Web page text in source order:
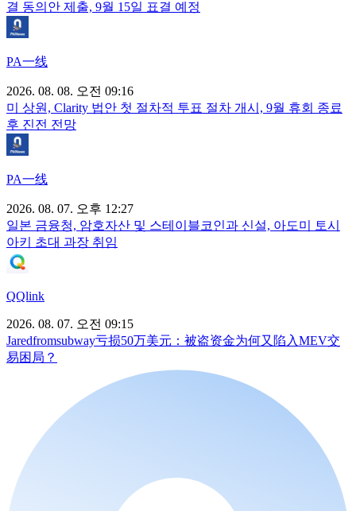
결 동의안 제출, 9월 15일 표결 예정
PA一线
2026. 08. 08. 오전 09:16
미 상원, Clarity 법안 첫 절차적 투표 절차 개시, 9월 휴회 종료
후 진전 전망
PA一线
2026. 08. 07. 오후 12:27
일본 금융청, 암호자산 및 스테이블코인과 신설, 아도미 토시
아키 초대 과장 취임
QQlink
2026. 08. 07. 오전 09:15
Jaredfromsubway亏损50万美元：被盗资金为何又陷入MEV交
易困局？